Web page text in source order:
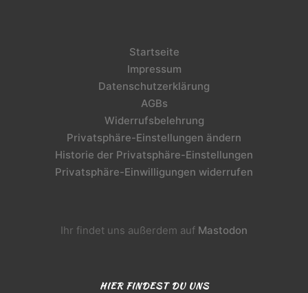
Startseite
Impressum
Datenschutzerklärung
AGBs
Widerrufsbelehrung
Privatsphäre-Einstellungen ändern
Historie der Privatsphäre-Einstellungen
Privatsphäre-Einwilligungen widerrufen
Ihr findet uns außerdem auf Mastodon
HIER FINDEST DU UNS